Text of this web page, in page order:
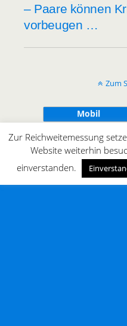
– Paare können
vorbeugen …
Zum
Mobil
All content
Zur Reichweitemessung
Website weiterhin
einverstanden.